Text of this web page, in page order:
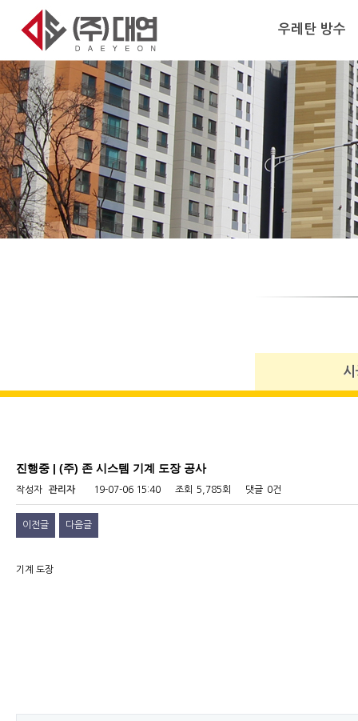
우레탄 방수
진행중 | (주) 존 시스템 기계 도장 공사
작성자 관리자 19-07-06 15:40 조회 5,785회 댓글 0건
이전글 다음글
기계 도장